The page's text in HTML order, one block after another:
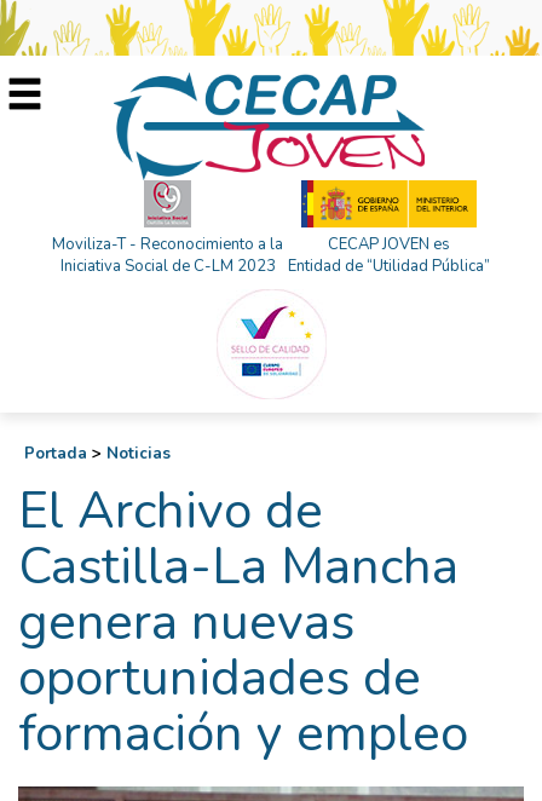
Moviliza-T - Reconocimiento a la
Iniciativa Social de C-LM 2023
CECAP JOVEN es
Entidad de “Utilidad Pública”
Portada > Noticias
El Archivo de
Castilla-La Mancha
genera nuevas
oportunidades de
formación y empleo